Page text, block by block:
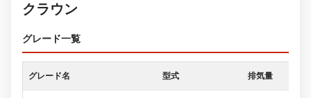
クラウン
グレード一覧
グレード名 型式 排気量